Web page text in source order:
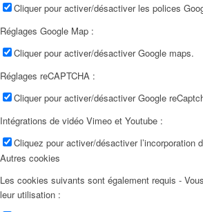
Cliquer pour activer/désactiver les polices
Réglages Google Map :
Cliquer pour activer/désactiver Google maps.
Réglages reCAPTCHA :
Cliquer pour activer/désactiver Google
Intégrations de vidéo Vimeo et Youtube :
Cliquez pour activer/désactiver l’incorporation
Autres cookies
Les cookies suivants sont également requis -
leur utilisation :